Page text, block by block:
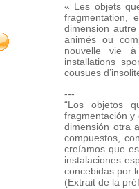
« Les objets
fragmentation,
dimension
animés ou
nouvelle vie
installations
cousues
---
“Los objetos
fragmentación y
dimensión otra
compuestos,
creíamos que
instalaciones
concebidas por
(Extrait de la